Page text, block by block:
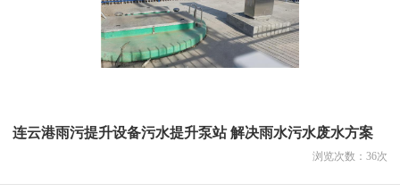
连云港雨污提升设备污水提升泵站 解决雨水污水废水方案
浏览次数： 36次